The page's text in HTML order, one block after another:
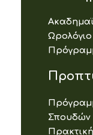
Σπουδών